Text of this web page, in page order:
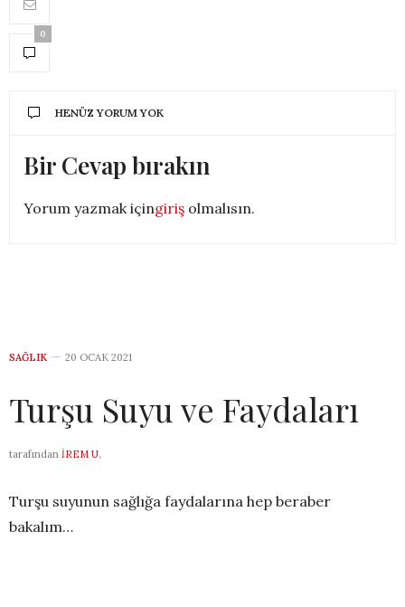
0
HENÜZ YORUM YOK
Bir Cevap bırakın
Yorum yazmak içingiriş olmalısın.
SAĞLIK 20 OCAK 2021
Turşu Suyu ve Faydaları
tarafından İREM U.
Turşu suyunun sağlığa faydalarına hep beraber
bakalım…